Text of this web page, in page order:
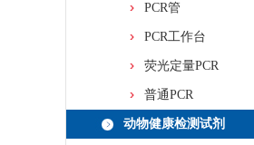
PCR管
PCR工作台
荧光定量PCR
普通PCR
动物健康检测试剂